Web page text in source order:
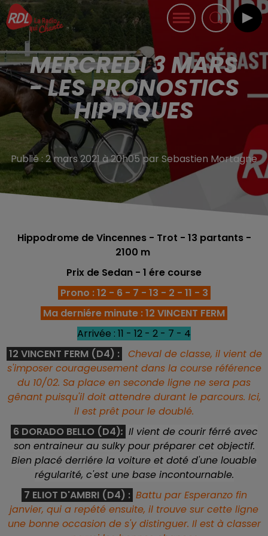
MERCREDI 3 MARS
- LES PRONOSTICS
HIPPIQUES
Publié : 2 mars 2021 à 20h05 par Sebastien Mortagne
Hippodrome de Vincennes - Trot - 13 partants -
2100 m
Prix de Sedan - 1 ére course
Prono : 12 - 6 - 7 - 13 - 2 - 11 - 3
Ma derniére minute : 12 VINCENT FERM
Arrivée : 11 - 12 - 2 - 7 - 4
12 VINCENT FERM (D4) :
Cheval de classe, il vient de
s'imposer courageusement dans la course référence
du 10/02. Sa place en seconde ligne ne sera pas
gênant puisqu'il doit attendre durant le parcours. Ici,
il est prêt pour le doublé.
6 DORADO BELLO (D4): Il vient de courir férré avec
son entraineur au sulky pour préparer cet objectif.
Bien placé derriére la voiture et doté d'une louable
régularité, c'est une base incontournable.
7 ELIOT D'AMBRI (D4) : Battu par Esperanzo fin
janvier, qui a repété ensuite, il trouve sur cette ligne
une bonne occasion de s'y distinguer. Il est à classer